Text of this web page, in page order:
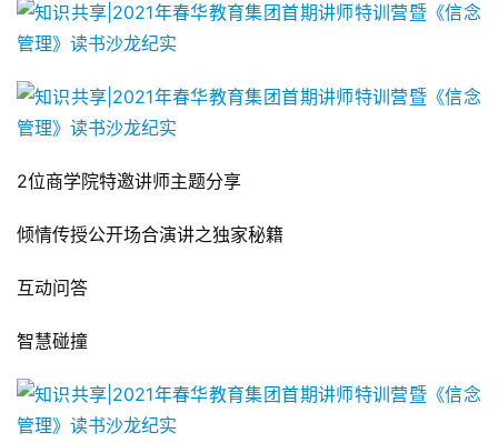
2位商学院特邀讲师主题分享
倾情传授公开场合演讲之独家秘籍
互动问答
智慧碰撞